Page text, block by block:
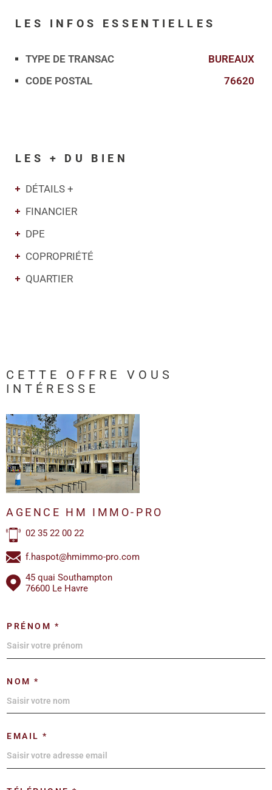
LES INFOS ESSENTIELLES
Caractérisque Valeurs
TYPE DE TRANSAC
BUREAUX
CODE POSTAL
76620
LES + DU BIEN
DÉTAILS +
FINANCIER
DPE
COPROPRIÉTÉ
QUARTIER
CETTE OFFRE
VOUS
INTÉRESSE
AGENCE HM IMMO-PRO
02 35 22 00 22
f.haspot@hmimmo-pro.com
45 quai Southampton
76600 Le Havre
PRÉNOM *
NOM *
EMAIL *